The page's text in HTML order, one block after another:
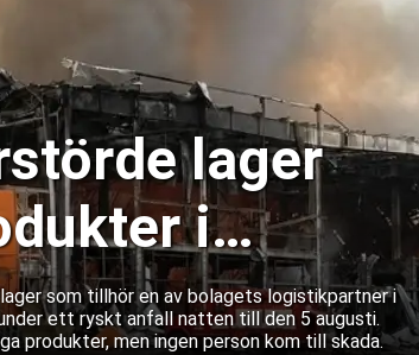
lager
i
som tillhör en av bolagets logistikpartner i
ett ryskt anfall natten till den 5 augusti.
produkter, men ingen person kom till skada.